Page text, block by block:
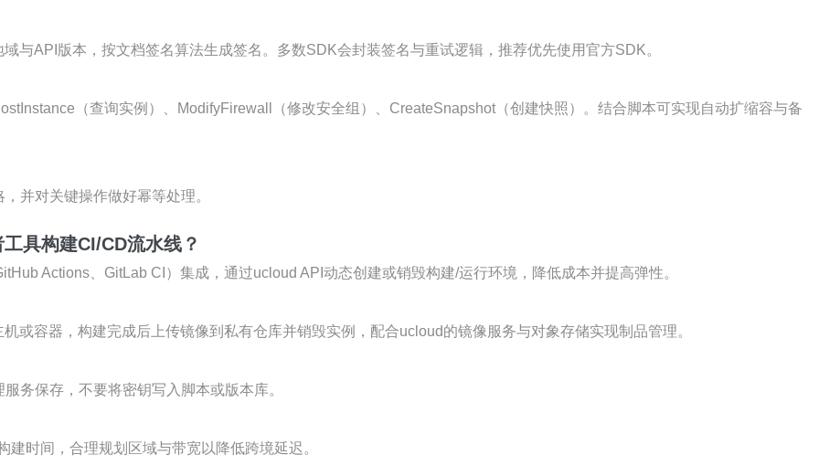
与API版本，按文档签名算法生成签名。多数SDK会封装签名与重试逻辑，推荐优先使用官方SDK。
（查询实例）、ModifyFirewall（修改安全组）、CreateSnapshot（创建快照）。结合脚本可实现自动扩缩容与备
并对关键操作做好幂等处理。
具构建CI/CD流水线？
Actions、GitLab CI）集成，通过ucloud API动态创建或销毁构建/运行环境，降低成本并提高弹性。
或容器，构建完成后上传镜像到私有仓库并销毁实例，配合ucloud的镜像服务与对象存储实现制品管理。
务保存，不要将密钥写入脚本或版本库。
时间，合理规划区域与带宽以降低跨境延迟。